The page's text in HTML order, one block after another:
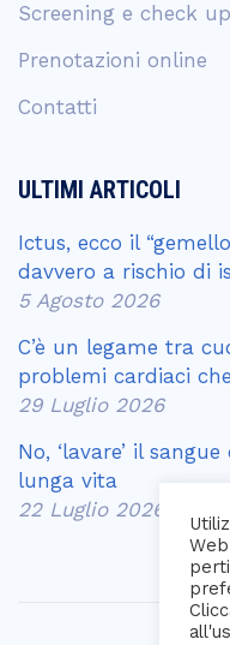
Screening e check up
Prenotazioni online
Contatti
ULTIMI ARTICOLI
Ictus, ecco il
davvero a rischio di
5 Agosto 2026
C’è un legame tra
problemi cardiaci
29 Luglio 2026
No, ‘lavare’ il
lunga vita
22 Luglio 2026